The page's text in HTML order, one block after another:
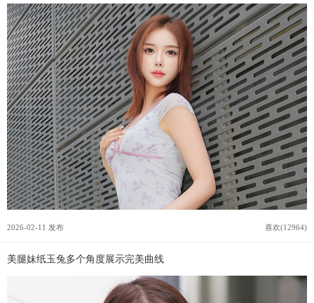
2026-02-11 发布 喜欢(12964)
美腿妹纸玉兔多个角度展示完美曲线